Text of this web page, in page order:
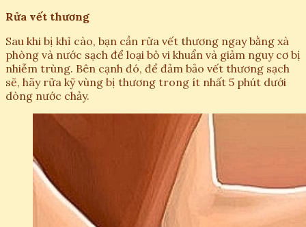
Rửa vết thương
Sau khi bị khỉ cào, bạn cần rửa vết thương ngay bằng xà
phòng và nước sạch để loại bỏ vi khuẩn và giảm nguy cơ bị
nhiễm trùng. Bên cạnh đó, để đảm bảo vết thương sạch
sẽ, hãy rửa kỹ vùng bị thương trong ít nhất 5 phút dưới
dòng nước chảy.